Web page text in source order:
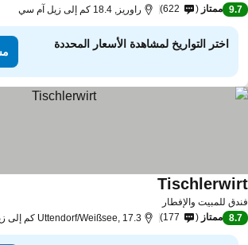
9.7 ممتاز 622 راوريز, 18.4 كم إلى زيل آم سي
اختر التواريخ لمشاهدة الأسعار المحددة
للمبيت والإفطار
مشاهدة الأسعار
8.7 ممتاز 177 Uttendorf/Weißsee, 17.3 كم إلى زيل آم سي